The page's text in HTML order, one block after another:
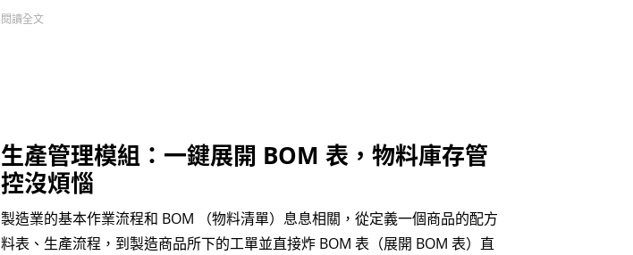
閱讀全文
生產管理模組：一鍵展開 BOM 表，物料庫存管
控沒煩惱
製造業的基本作業流程和 BOM （物料清單）息息相關，從定義一個商品的配方
料表、生產流程，到製造商品所下的工單並直接炸 BOM 表（展開 BOM 表）直